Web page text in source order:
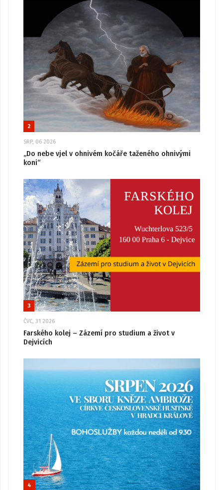
2
SRP, 06 2026
„Do nebe vjel v ohnivém kočáře taženého ohnivými
koni“
3
ČVC, 31 2026
Farského kolej – Zázemí pro studium a život v
Dejvicích
4